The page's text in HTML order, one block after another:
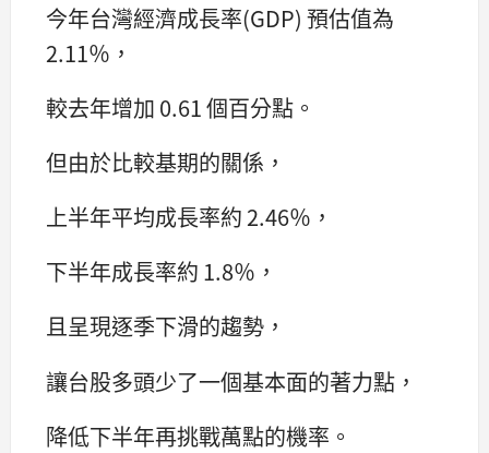
今年台灣經濟成長率(GDP) 預估值為
2.11％，
較去年增加 0.61 個百分點。
但由於比較基期的關係，
上半年平均成長率約 2.46％，
下半年成長率約 1.8％，
且呈現逐季下滑的趨勢，
讓台股多頭少了一個基本面的著力點，
降低下半年再挑戰萬點的機率。